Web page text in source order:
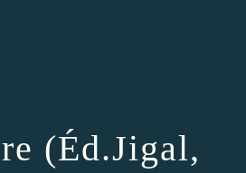
(Éd.Jigal,